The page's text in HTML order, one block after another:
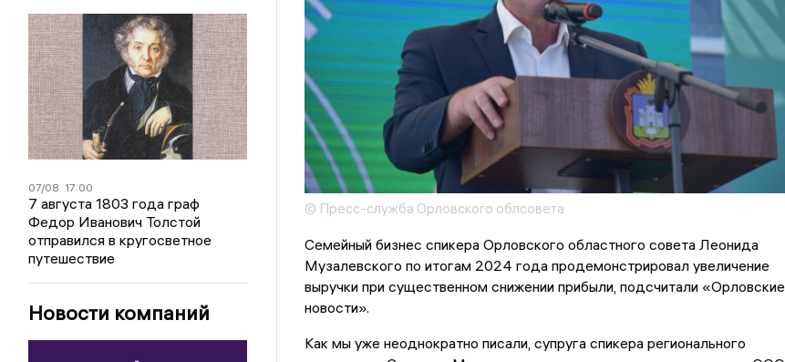
07/08 17:00
7 августа 1803 года граф
Федор Иванович Толстой
отправился в кругосветное
путешествие
Новости компаний
© Пресс-служба Орловского облсовета
Семейный бизнес спикера Орловского областного совета Леонида
Музалевского по итогам 2024 года продемонстрировал увеличение
выручки при существенном снижении прибыли, подсчитали «Орловские
новости».
Как мы уже неоднократно писали, супруга спикера регионального